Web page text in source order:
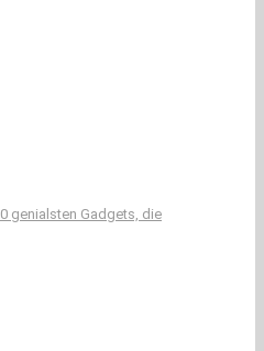
genialsten Gadgets, die